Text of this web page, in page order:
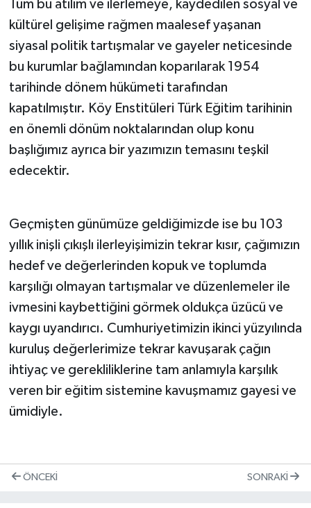
Tüm bu atılım ve ilerlemeye, kaydedilen sosyal ve
kültürel gelişime rağmen maalesef yaşanan
siyasal politik tartışmalar ve gayeler neticesinde
bu kurumlar bağlamından koparılarak 1954
tarihinde dönem hükümeti tarafından
kapatılmıştır. Köy Enstitüleri Türk Eğitim tarihinin
en önemli dönüm noktalarından olup konu
başlığımız ayrıca bir yazımızın temasını teşkil
edecektir.
Geçmişten günümüze geldiğimizde ise bu 103
yıllık inişli çıkışlı ilerleyişimizin tekrar kısır, çağımızın
hedef ve değerlerinden kopuk ve toplumda
karşılığı olmayan tartışmalar ve düzenlemeler ile
ivmesini kaybettiğini görmek oldukça üzücü ve
kaygı uyandırıcı. Cumhuriyetimizin ikinci yüzyılında
kuruluş değerlerimize tekrar kavuşarak çağın
ihtiyaç ve gerekliliklerine tam anlamıyla karşılık
veren bir eğitim sistemine kavuşmamız gayesi ve
ümidiyle.
ÖNCEKI SONRAKI